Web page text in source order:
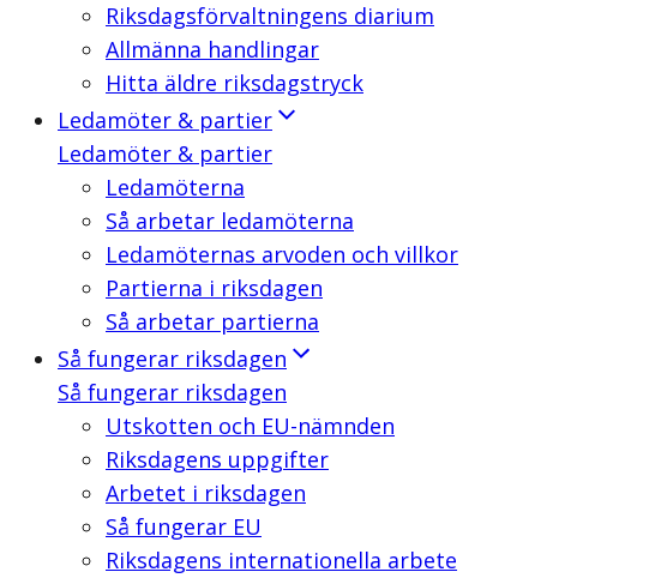
Riksdagsförvaltningens diarium
Allmänna handlingar
Hitta äldre riksdagstryck
Ledamöter & partier
Ledamöter & partier
Ledamöterna
Så arbetar ledamöterna
Ledamöternas arvoden och villkor
Partierna i riksdagen
Så arbetar partierna
Så fungerar riksdagen
Så fungerar riksdagen
Utskotten och EU-nämnden
Riksdagens uppgifter
Arbetet i riksdagen
Så fungerar EU
Riksdagens internationella arbete